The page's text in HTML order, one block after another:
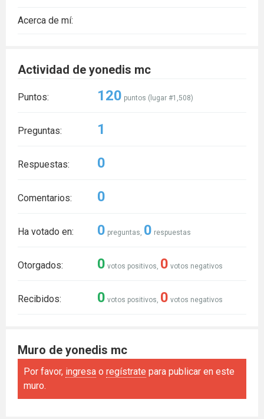
Acerca de mí:
Actividad de yonedis mc
Puntos: 120 puntos (lugar #1,508)
Preguntas: 1
Respuestas: 0
Comentarios: 0
Ha votado en: 0 preguntas, 0 respuestas
Otorgados: 0 votos positivos, 0 votos negativos
Recibidos: 0 votos positivos, 0 votos negativos
Muro de yonedis mc
Por favor, ingresa o regístrate para publicar en este
muro.